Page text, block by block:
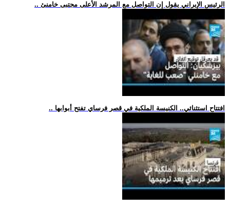
.. الرئيس الإيراني يقول إن التواصل مع المرشد الأعلى مجتبى خامنئ
.. افتتاح استثنائي.. الكنيسة الملكية في قصر فرساي تفتح أبوابها